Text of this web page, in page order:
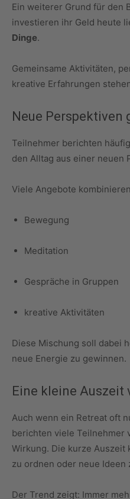
Ein weiterer Grund für den
investieren ihr Geld heute
Dinge.
Gemeinsame Aktivitäten,
kreative Erfahrungen
Neue Perspektiven
Teilnehmer berichten
den Alltag aus einer neuen
Viele Angebote
Bewegung
Meditation
Gespräche in Gruppen
kreative Aktivitäten
Diese Mischung soll dabei
neue Energie zu gewinnen.
Eine kleine Auszeit
Auch wenn ein Retreat oft
berichten viele Teilnehmer
Wirkung. Die kurze Auszeit
zu ordnen oder neue Ideen
Der Trend zeigt: Immer